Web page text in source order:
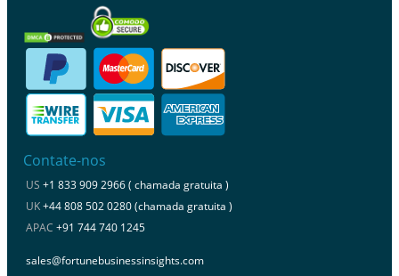
Contate-nos
US +1 833 909 2966 ( chamada gratuita )
UK+44 808 502 0280 (chamada gratuita )
APAC +91 744 740 1245
sales@fortunebusinessinsights.com